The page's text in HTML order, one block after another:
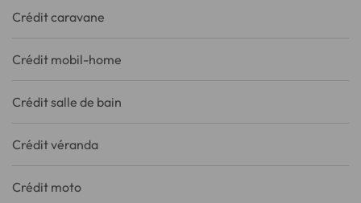
Crédit caravane
Crédit mobil-home
Crédit salle de bain
Crédit véranda
Crédit moto